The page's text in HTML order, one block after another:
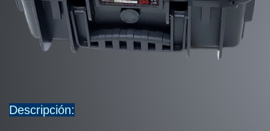
Descripción: